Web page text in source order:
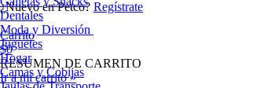
¿Nuevo en Petco? Regístrate
Carrito
$0
RESUMEN DE CARRITO
Ir a mi carrito »
Dentales
Moda y Diversión
Juguetes
Hogar
Camas y Cobijas